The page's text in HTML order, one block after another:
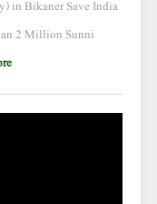
in Bikaner Save India
2 Million Sunni